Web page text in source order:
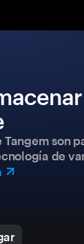
Tangem son
de